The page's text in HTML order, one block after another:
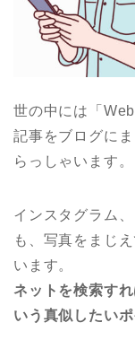
世の中には「
記事をブログに
らっしゃいます。
インスタグラム
も、写真をまじ
います。
ネットを検索す
いう真似したい